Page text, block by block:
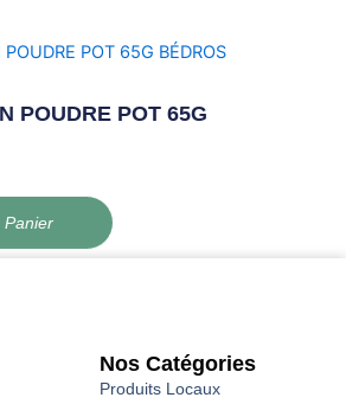
POUDRE POT 65G
Panier
Nos Catégories
Produits Locaux